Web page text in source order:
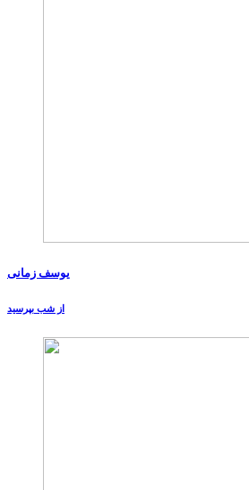
یوسف زمانی
از شب بپرسید